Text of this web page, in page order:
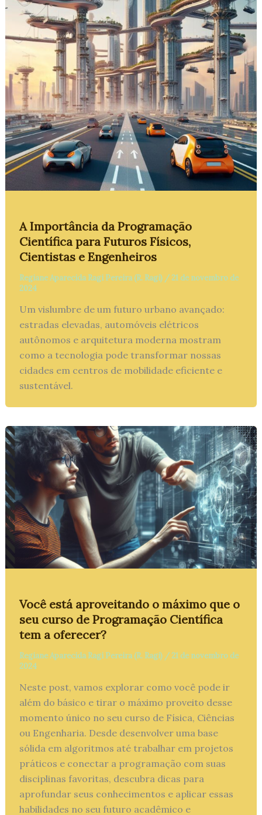
A Importância da Programação
Científica para Futuros Físicos,
Cientistas e Engenheiros
Regiane Aparecida Ragi Pereira (R. Ragi) / 21 de novembro de
2024
Um vislumbre de um futuro urbano avançado:
estradas elevadas, automóveis elétricos
autônomos e arquitetura moderna mostram
como a tecnologia pode transformar nossas
cidades em centros de mobilidade eficiente e
sustentável.
Você está aproveitando o máximo que o
seu curso de Programação Científica
tem a oferecer?
Regiane Aparecida Ragi Pereira (R. Ragi) / 21 de novembro de
2024
Neste post, vamos explorar como você pode ir
além do básico e tirar o máximo proveito desse
momento único no seu curso de Física, Ciências
ou Engenharia. Desde desenvolver uma base
sólida em algoritmos até trabalhar em projetos
práticos e conectar a programação com suas
disciplinas favoritas, descubra dicas para
aprofundar seus conhecimentos e aplicar essas
habilidades no seu futuro acadêmico e